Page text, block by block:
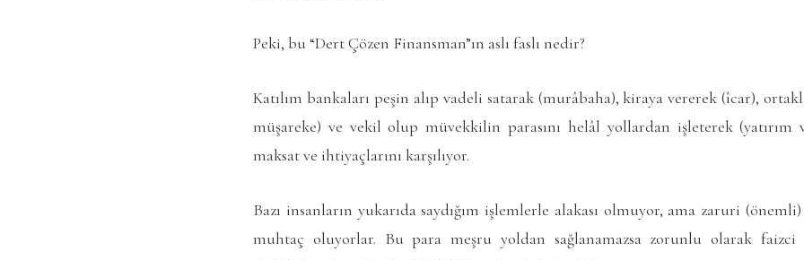
Peki, bu “Dert Çözen Finansman”ın aslı faslı nedir?
Katılım bankaları peşin alıp vadeli satarak (murâbaha), kiraya vererek (îcar),
müşareke) ve vekil olup müvekkilin parasını helâl yollardan işleterek (yatırım
maksat ve ihtiyaçlarını karşılıyor.
Bazı insanların yukarıda saydığım işlemlerle alakası olmuyor, ama zaruri
muhtaç oluyorlar. Bu para meşru yoldan sağlanamazsa zorunlu olarak faizci